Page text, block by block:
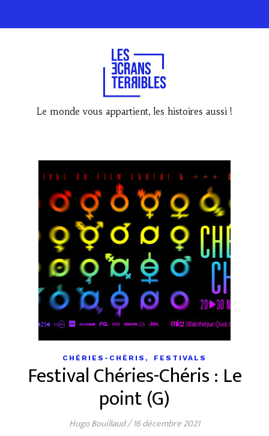
Le monde vous appartient, les histoires aussi !
CHÉRIES-CHÉRIS , FESTIVALS
Festival Chéries-Chéris : Le
point (G)
Hugo Bouillaud/ 16 décembre 2021